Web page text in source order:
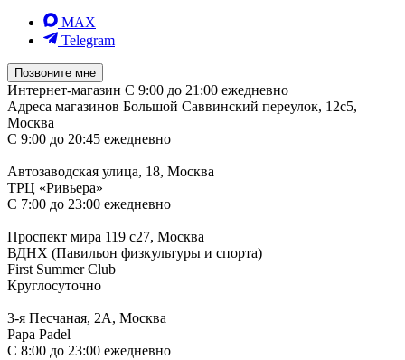
MAX
Telegram
Позвоните мне
Интернет-магазин С 9:00 до 21:00 ежедневно
Адреса магазинов Большой Саввинский переулок, 12с5,
Москва
С 9:00 до 20:45 ежедневно
Автозаводская улица, 18, Москва
ТРЦ «Ривьера»
С 7:00 до 23:00 ежедневно
Проспект мира 119 с27, Москва
ВДНХ (Павильон физкультуры и спорта)
First Summer Club
Круглосуточно
3-я Песчаная, 2А, Москва
Papa Padel
С 8:00 до 23:00 ежедневно